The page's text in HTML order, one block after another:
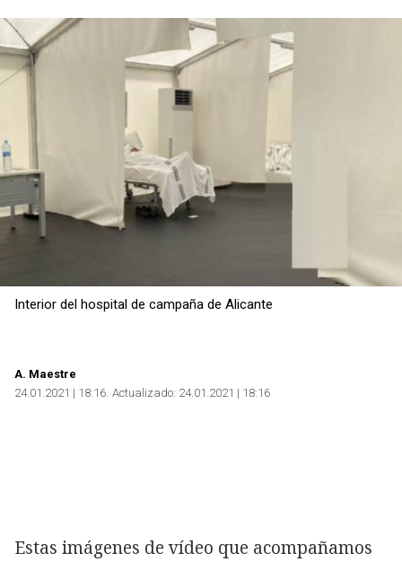
Copiar
Interior del hospital de campaña de Alicante
A. Maestre
24.01.2021 | 18:16 Actualizado: 24.01.2021 | 18:16
Estas imágenes de vídeo que acompañamos